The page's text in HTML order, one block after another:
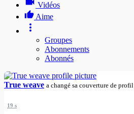
Vidéos
Aime
Groupes
Abonnements
Abonnés
True weave a changé sa couverture de profil
19 s